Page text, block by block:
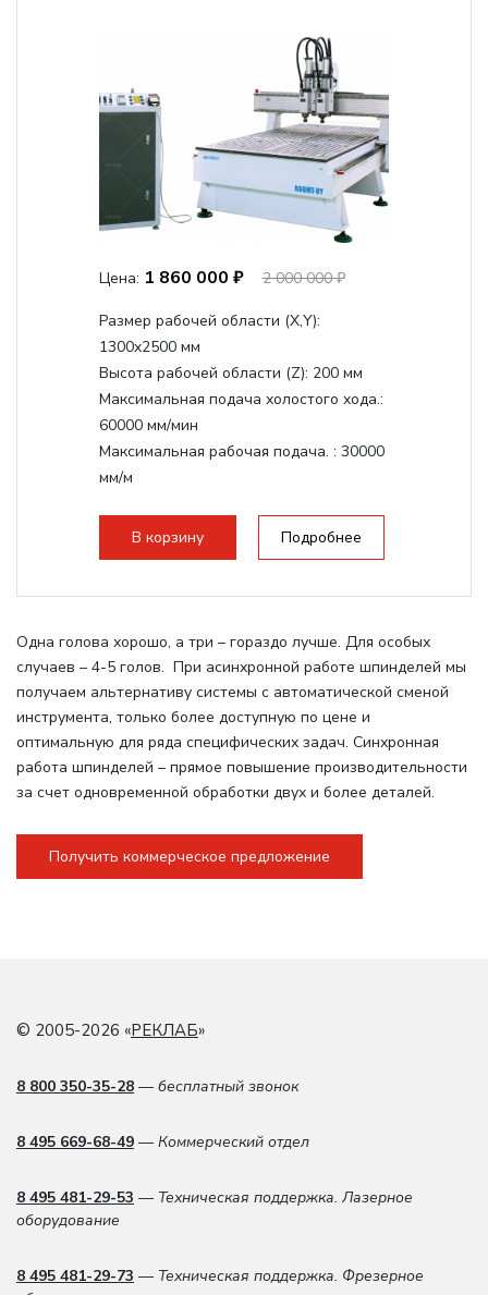
Цена: 1 860 000 ₽ 2 000 000 ₽
Размер рабочей области (Х,Y):
1300x2500 мм
Высота рабочей области (Z): 200 мм
Максимальная подача холостого хода.:
60000 мм/мин
Максимальная рабочая подача. : 30000
мм/м
стандартно:Вакуумный стол
Цанговый патрон:ER32
В корзину Подробнее
Одна голова хорошо, а три – гораздо лучше. Для особых
случаев – 4-5 голов. При асинхронной работе шпинделей мы
получаем альтернативу системы с автоматической сменой
инструмента, только более доступную по цене и
оптимальную для ряда специфических задач. Синхронная
работа шпинделей – прямое повышение производительности
за счет одновременной обработки двух и более деталей.
Получить коммерческое предложение
© 2005-2026 «РЕКЛАБ»
8 800 350-35-28 — бесплатный звонок
8 495 669-68-49 — Коммерческий отдел
8 495 481-29-53 — Техническая поддержка. Лазерное
оборудование
8 495 481-29-73 — Техническая поддержка. Фрезерное